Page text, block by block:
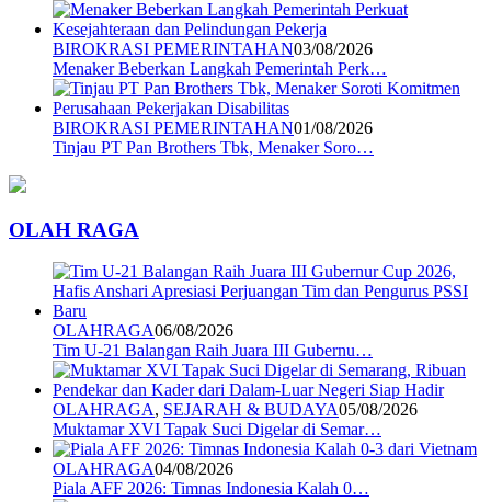
BIROKRASI PEMERINTAHAN03/08/2026
Menaker Beberkan Langkah Pemerintah Perk…
BIROKRASI PEMERINTAHAN01/08/2026
Tinjau PT Pan Brothers Tbk, Menaker Soro…
OLAH RAGA
OLAHRAGA06/08/2026
Tim U-21 Balangan Raih Juara III Gubernu…
OLAHRAGA, SEJARAH & BUDAYA05/08/2026
Muktamar XVI Tapak Suci Digelar di Semar…
OLAHRAGA04/08/2026
Piala AFF 2026: Timnas Indonesia Kalah 0…